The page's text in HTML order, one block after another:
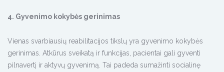
4. Gyvenimo kokybės gerinimas
Vienas svarbiausių reabilitacijos tikslų yra gyvenimo kokybės
gerinimas. Atkūrus sveikatą ir funkcijas, pacientai gali gyventi
pilnavertį ir aktyvų gyvenimą. Tai padeda sumažinti socialinę